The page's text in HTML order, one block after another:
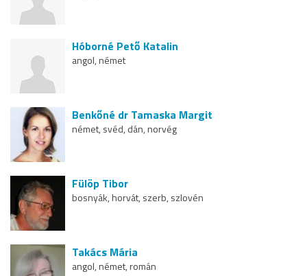
Hóborné Pető Katalin
angol, német
Benkőné dr Tamaska Margit
német, svéd, dán, norvég
Fülöp Tibor
bosnyák, horvát, szerb, szlovén
Takács Mária
angol, német, román